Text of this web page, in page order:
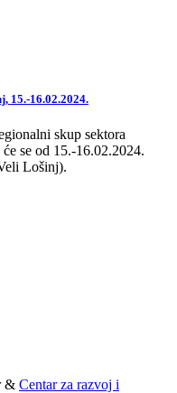
15.-16.02.2024.
skup sektora
se od 15.-16.02.2024.
Lošinj).
& Centar za razvoj i